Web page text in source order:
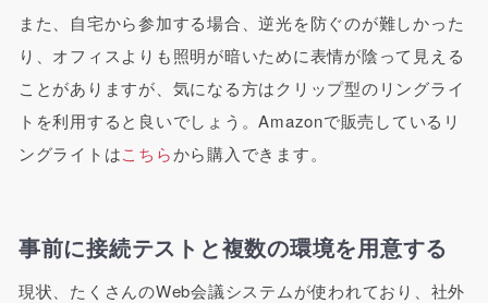
また、自宅から参加する場合、逆光を防ぐのが難しかった
り、オフィスよりも照明が暗いために表情が陰って見える
ことがありますが、気になる方はクリップ型のリングライ
トを利用すると良いでしょう。Amazonで販売しているリ
ングライトはこちらから購入できます。
事前に接続テストと複数の環境を用意する
現状、たくさんのWeb会議システムが使われており、社外